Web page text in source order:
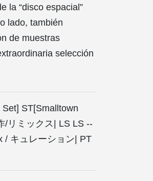
la “disco espacial”
lado, también
de muestras
selección
ST[Smalltown
/リミックス| LS LS --
/ キュレーション| PT